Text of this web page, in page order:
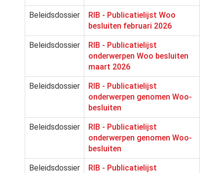
Beleidsdossier
RIB - Publicatielijst Woo
besluiten februari 2026
Beleidsdossier
RIB - Publicatielijst
onderwerpen Woo besluiten
maart 2026
Beleidsdossier
RIB - Publicatielijst
onderwerpen genomen Woo-
besluiten
Beleidsdossier
RIB - Publicatielijst
onderwerpen genomen Woo-
besluiten
Beleidsdossier
RIB - Publicatielijst